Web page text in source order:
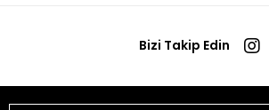
Bizi Takip Edin